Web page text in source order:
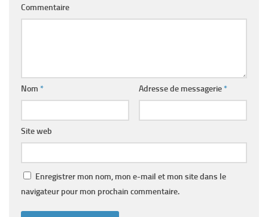
Commentaire
Nom * Adresse de messagerie*
Site web
Enregistrer mon nom, mon e-mail et mon site dans le
navigateur pour mon prochain commentaire.